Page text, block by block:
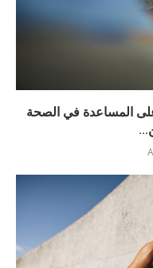
المساعدة في الصحة